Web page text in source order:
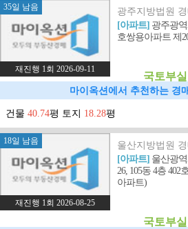
35일 남음
재진행 1회 2026-09-11
광주지방법원
[아파트] 광주광
호쌍용아파트 제
국토부
마이옥션에서 추천하는 경
건물 40.74평 토지 18.28평
18일 남음
재진행 1회 2026-08-25
울산지방법원
[아파트] 울산광
26, 105동 4층
아파트)
국토부